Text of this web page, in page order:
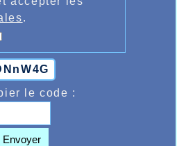
.
le code :
Envoyer